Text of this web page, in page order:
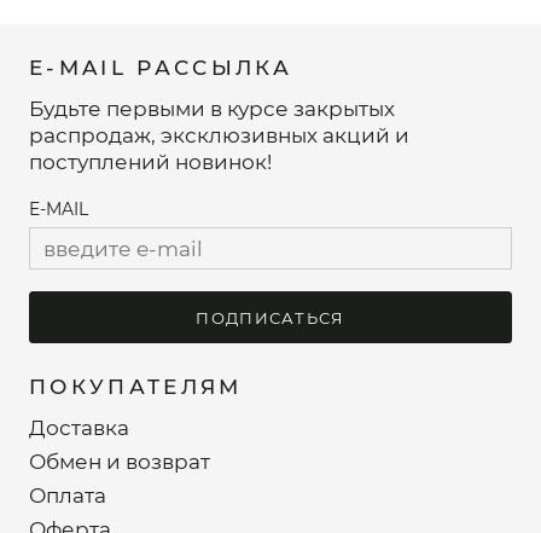
ПОКУПАТЕЛЯМ
Доставка
Обмен и возврат
Оплата
E-MAIL РАССЫЛКА
Будьте первыми в курсе закрытых
распродаж, эксклюзивных акций и
поступлений новинок!
E-MAIL
ПОДПИСАТЬСЯ